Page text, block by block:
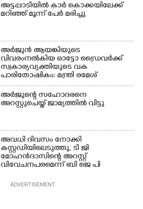
അട്ടപ്പാടിയിൽ കാർ കൊക്കയിലേക്ക്
മറിഞ്ഞ് മൂന്ന് പേർ മരിച്ചു
അർജുൻ ആയങ്കിയുടെ
വിവരംനൽകിയ ഓട്ടോ ഡ്രൈവർക്ക്
സ്വകാര്യവ്യക്തിയുടെ വക
പാരിതോഷികം: മന്ത്രി രമേശ്
ചെന്നിത്തല
അർജുന്റെ സഹോദരനെ
അറസ്റ്റുചെയ്ത് ജാമ്യത്തിൽ വിട്ടു
അവധി ദിവസം നോക്കി
കസ്റ്റഡിയിലെടുത്തു,​ ടി ജി
മോഹൻദാസിന്റെ അറസ്റ്റ്
വിവേചനപരമെന്ന് ബി ജെ പി
ADVERTISEMENT